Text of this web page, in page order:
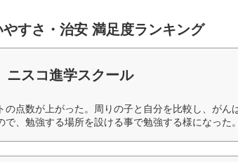
やすさ・治安 満足度ランキング
ニスコ進学スクール
の点数が上がった。周りの子と自分を比較し、がん
で、勉強する場所を設ける事で勉強する様になった